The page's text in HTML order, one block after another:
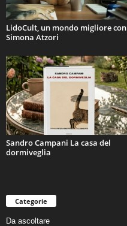
LidoCult, un mondo migliore con
Simona Atzori
Sandro Campani La casa del
dormiveglia
Categorie
Da ascoltare